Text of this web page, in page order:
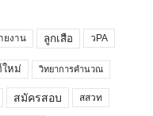
ยงาน ลูกเสือ วPA
หม่ วิทยาการคำนวณ
สมัครสอบ สสวท